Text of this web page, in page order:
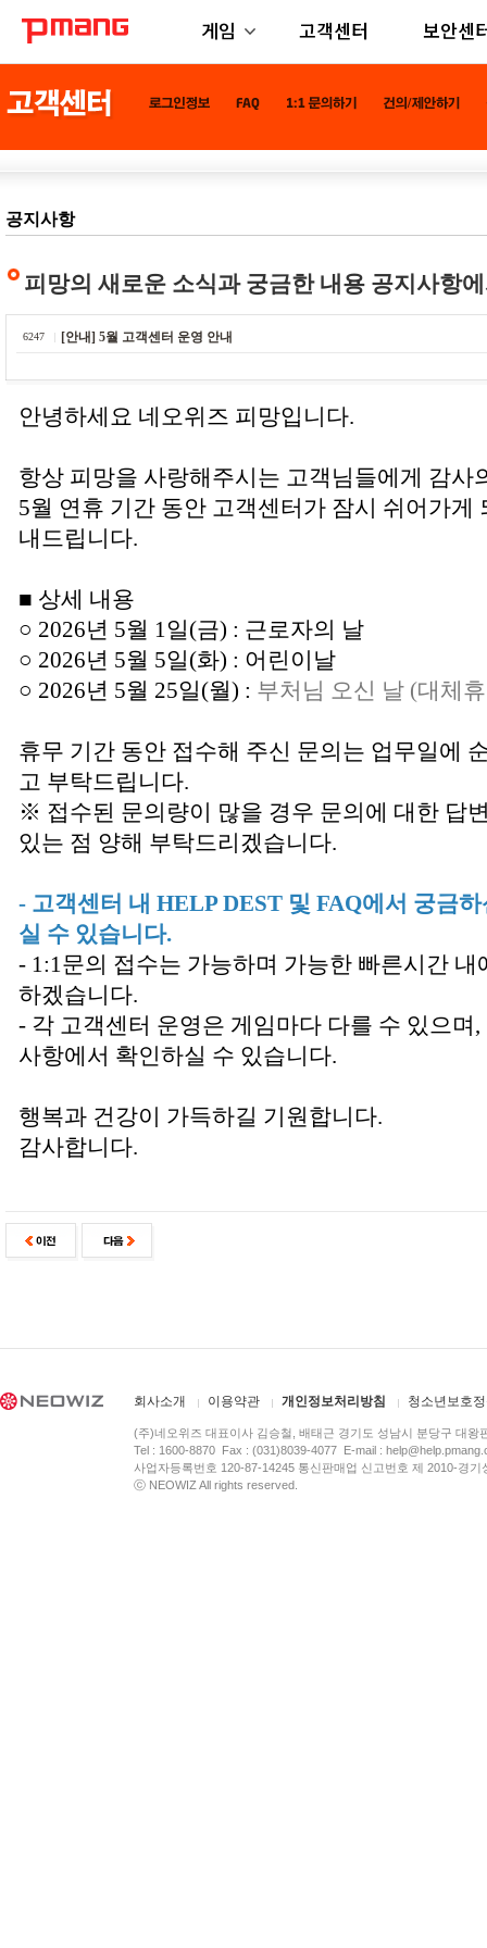
게임 고객센터 보안센
공지사항
피망의 새로운 소식과 궁금한 내용 공지사항
6247 [안내] 5월 고객센터 운영 안내
안녕하세요 네오위즈 피망입니다.
항상 피망을 사랑해주시는 고객님들에게 감사
5월 연휴 기간 동안 고객센터가 잠시 쉬어가게
내드립니다.
■ 상세 내용
○ 2026년 5월 1일(금) : 근로자의 날
○ 2026년 5월 5일(화) : 어린이날
○ 2026년 5월 25일(월) : 부처님 오신 날 (대체
휴무 기간 동안 접수해 주신 문의는 업무일에
고 부탁드립니다.
※ 접수된 문의량이 많을 경우 문의에 대한 답
있는 점 양해 부탁드리겠습니다.
- 고객센터 내 HELP DEST 및 FAQ에서 궁금
실 수 있습니다.
- 1:1문의 접수는 가능하며 가능한 빠른시간
하겠습니다.
- 각 고객센터 운영은 게임마다 다를 수 있으며
사항에서 확인하실 수 있습니다.
행복과 건강이 가득하길 기원합니다.
감사합니다.
회사소개 이용약관 개인정보처리방침 청소년보호
(주)네오위즈 대표이사 김승철, 배태근 경기도 성남시 분당구 대왕
Tel : 1600-8870 Fax : (031)8039-4077 E-mail :
사업자등록번호 120-87-14245 통신판매업 신고번호 제 2010-경
ⓒ NEOWIZ All rights reserved.